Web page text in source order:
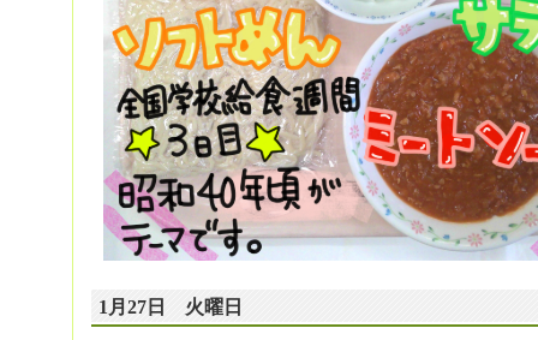
1月27日 火曜日